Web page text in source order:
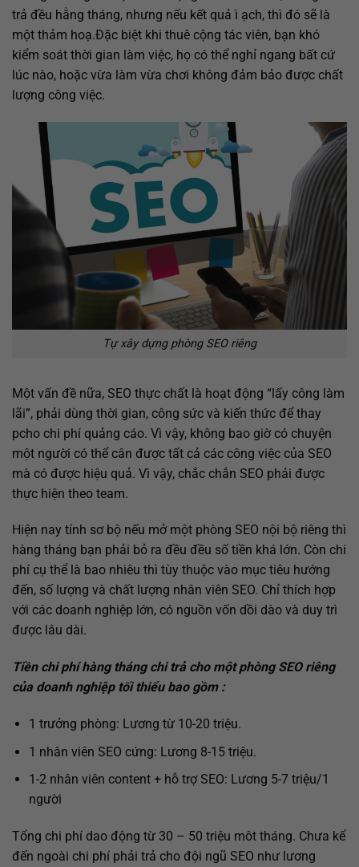
trả đều hằng tháng, nhưng nếu kết quả ì ạch, thì đó sẽ là
một thảm hoạ.Đặc biệt khi thuê cộng tác viên, bạn khó
kiểm soát thời gian làm việc, họ có thể nghỉ ngang bất cứ
lúc nào, hoặc vừa làm vừa chơi không đảm bảo được chất
lượng công việc.
Tự xây dựng phòng SEO riêng
Một vấn đề nữa, SEO thực chất là hoạt động “lấy công làm
lãi”, phải dùng thời gian, công sức và kiến thức để thay
pcho chi phí quảng cáo. Vì vậy, không bao giờ có chuyện
một người có thể cân được tất cả các công việc của SEO
mà có được hiệu quả. Vì vậy, chắc chắn SEO phải được
thực hiện theo team.
Hiện nay tính sơ bộ nếu mở một phòng SEO nội bộ riêng thì
hàng tháng bạn phải bỏ ra đều đều số tiền khá lớn. Còn chi
phí cụ thể là bao nhiêu thì tùy thuộc vào mục tiêu hướng
đến, số lượng và chất lượng nhân viên SEO. Chỉ thích hợp
với các doanh nghiệp lớn, có nguồn vốn dồi dào và duy trì
được lâu dài.
Tiền chi phí hàng tháng chi trả cho một phòng SEO riêng
của doanh nghiệp tối thiểu bao gồm :
1 trưởng phòng: Lương từ 10-20 triệu.
1 nhân viên SEO cứng: Lương 8-15 triệu.
1-2 nhân viên content + hỗ trợ SEO: Lương 5-7 triệu/1
người
Tổng chi phí dao động từ 30 – 50 triệu môt tháng. Chưa kể
đến ngoài chi phí phải trả cho đội ngũ SEO như lương